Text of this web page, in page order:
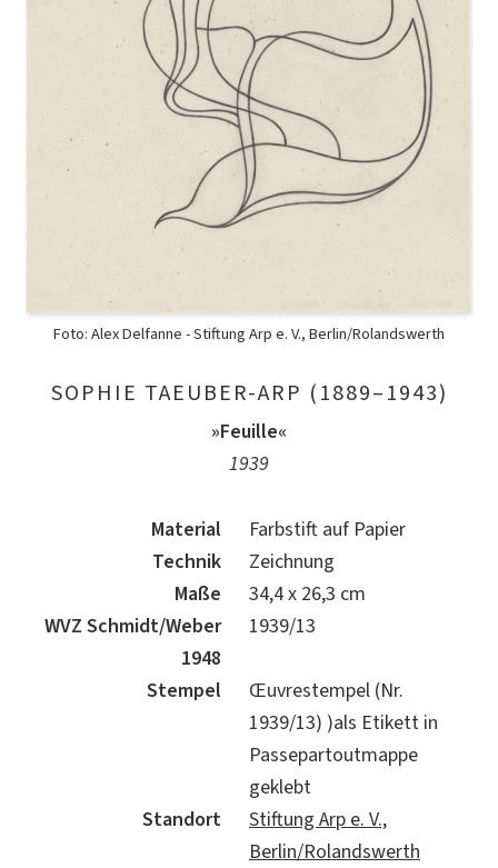
Foto: Alex Delfanne - Stiftung Arp e. V., Berlin/Rolandswerth
SOPHIE TAEUBER-ARP (1889–1943)
»Feuille«
1939
Material
Farbstift auf Papier
Technik
Zeichnung
Maße
34,4 x 26,3 cm
WVZ Schmidt/Weber
1948
1939/13
Stempel
Œuvrestempel (Nr.
1939/13) )als Etikett in
Passepartoutmappe
geklebt
Standort
Stiftung Arp e. V.,
Berlin/Rolandswerth